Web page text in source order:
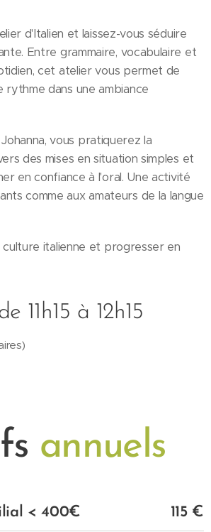
d'Italien et laissez-vous séduire
Entre grammaire, vocabulaire et
cet atelier vous permet de
dans une ambiance
vous pratiquerez la
des mises en situation simples et
en confiance à l'oral. Une activité
comme aux amateurs de la langue
italienne et progresser en
11h15 à 12h15
annuels
< 400€ 115 €